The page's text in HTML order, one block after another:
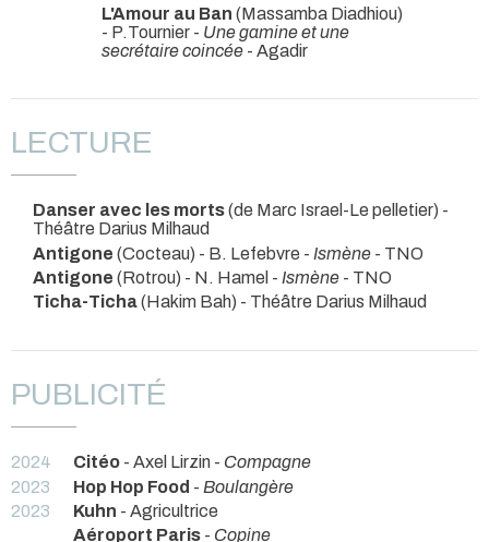
L'Amour au Ban (Massamba Diadhiou)
- P.Tournier - Une gamine et une
secrétaire coincée - Agadir
LECTURE
Danser avec les morts(de Marc Israel-Le pelletier) -
Théâtre Darius Milhaud
Antigone (Cocteau) - B. Lefebvre - Ismène - TNO
Antigone (Rotrou) - N. Hamel - Ismène - TNO
Ticha-Ticha(Hakim Bah) - Théâtre Darius Milhaud
PUBLICITÉ
2024 Citéo - Axel Lirzin - Compagne
2023
Hop Hop Food - Boulangère
2023
Kuhn - Agricultrice
Aéroport Paris - Copine